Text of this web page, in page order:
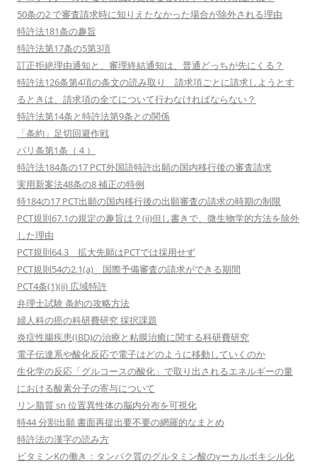
50条の2 で審査請求時に知りえたなかった場合が除外される理由
特許法181条の趣旨
特許法第17条の5第3項
訂正拒絶理由通知と、審理終結通知は、普通どっちが先にくる？
特許法126条第4項の条文の読み取り 請求項ごとに請求しようとす
るときは、請求項の全てについて行わなければならない？
特許法第14条と特許法第9条との関係
「条約」足切回避作戦
パリ条第1条（４）
特許法184条の17 PCT外国語特許出願の国内移行後の審査請求
実用新案法48条の8 補正の特例
特184の17 PCT出願の国内移行後の出願審査の請求の時期の制限
PCT規則67.1の規定の趣旨は？(ii)但し書きで、微生物学的方法を除外
した理由
PCT規則64.3 拡大先願はPCTでは採用せず
PCT規則54の2.1(a) 国際予備審査の請求ができる期間
PCT4条(1)(ii) 広域特許
弁理士試験 条約の攻略方法
婦人科の癌の科研費研究 採択課題
炎症性腸疾患(IBD)の治療と粘膜治癒に関する科研費研究
電子伝達系や酸化反応で電子はどのように移動していくのか
生化学の反応「グルコースの酸化」で取り出されるエネルギーの量
における酸素分子の寄与について
リン脂質 sn 位置異性体の脳内分布を可視化
特44 分割出願 書面再提出要不要の網羅的なまとめ
特許法の漢字の読み方
ビタミンKの働き：タンパク質のグルタミン酸のγーカルボキシル化